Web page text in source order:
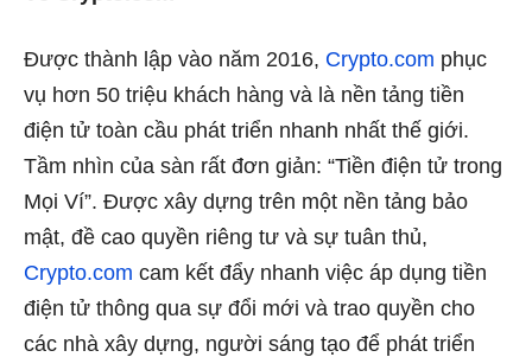
Được thành lập vào năm 2016, Crypto.com phục
vụ hơn 50 triệu khách hàng và là nền tảng tiền
điện tử toàn cầu phát triển nhanh nhất thế giới.
Tầm nhìn của sàn rất đơn giản: “Tiền điện tử trong
Mọi Ví”. Được xây dựng trên một nền tảng bảo
mật, đề cao quyền riêng tư và sự tuân thủ,
Crypto.com cam kết đẩy nhanh việc áp dụng tiền
điện tử thông qua sự đổi mới và trao quyền cho
các nhà xây dựng, người sáng tạo để phát triển